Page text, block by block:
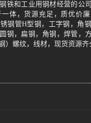
铁和工业用钢材经营的公
体，货源充足，质优价
钢管H型钢，工字钢，角
钢，扁钢，角钢，焊管，
）螺纹，线材，现货资源齐